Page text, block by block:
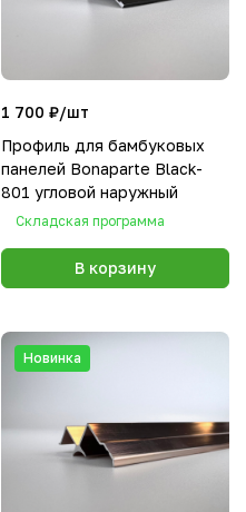
1 700 ₽/шт
Профиль для бамбуковых
панелей Bonaparte Black-
801 угловой наружный
Складская программа
В корзину
Новинка